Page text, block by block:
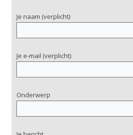
Je naam (verplicht)
Je e-mail (verplicht)
Onderwerp